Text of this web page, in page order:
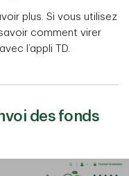
plus. Si vous utilisez
comment virer
avec l’appli TD.
des fonds